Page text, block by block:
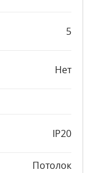
5
Нет
IP20
Потолок